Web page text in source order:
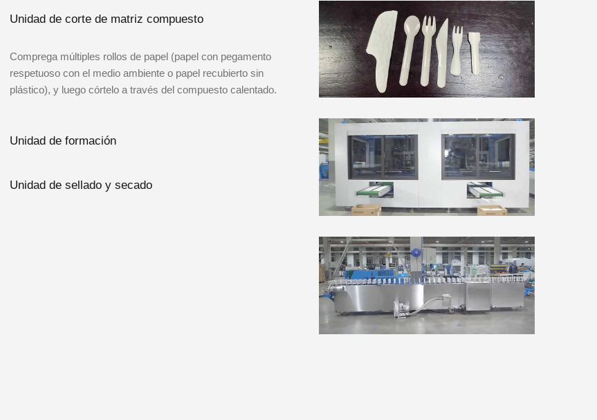
Unidad de corte de matriz compuesto
Comprega múltiples rollos de papel (papel con pegamento
respetuoso con el medio ambiente o papel recubierto sin
plástico), y luego córtelo a través del compuesto calentado.
Unidad de formación
Unidad de sellado y secado